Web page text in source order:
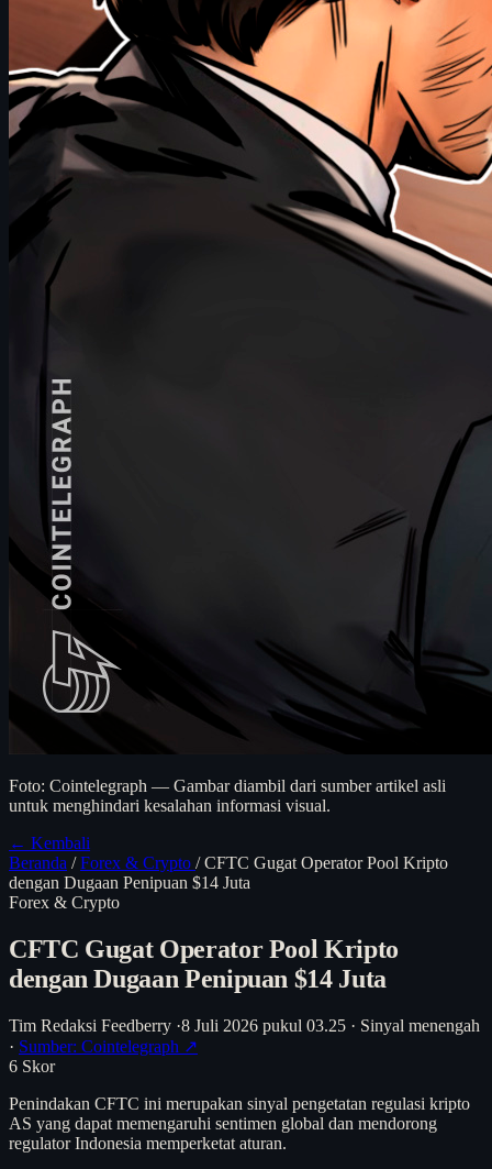
Foto: Cointelegraph — Gambar diambil dari sumber artikel asli
untuk menghindari kesalahan informasi visual.
← Kembali
Beranda / Forex & Crypto / CFTC Gugat Operator Pool Kripto
dengan Dugaan Penipuan $14 Juta
Forex & Crypto
CFTC Gugat Operator Pool Kripto
dengan Dugaan Penipuan $14 Juta
Tim Redaksi Feedberry ·8 Juli 2026 pukul 03.25 · Sinyal menengah
· Sumber: Cointelegraph ↗
6 Skor
Penindakan CFTC ini merupakan sinyal pengetatan regulasi kripto
AS yang dapat memengaruhi sentimen global dan mendorong
regulator Indonesia memperketat aturan.